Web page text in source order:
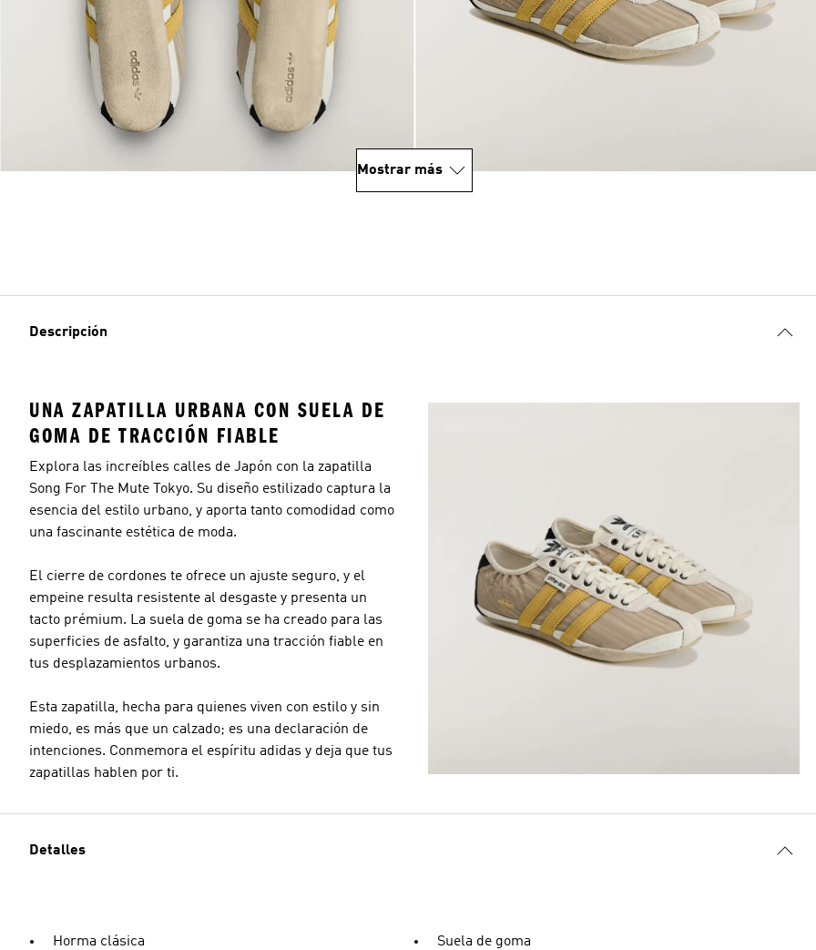
Mostrar más
Descripción
UNA ZAPATILLA URBANA CON SUELA DE
GOMA DE TRACCIÓN FIABLE
Explora las increíbles calles de Japón con la zapatilla
Song For The Mute Tokyo. Su diseño estilizado captura la
esencia del estilo urbano, y aporta tanto comodidad como
una fascinante estética de moda.
El cierre de cordones te ofrece un ajuste seguro, y el
empeine resulta resistente al desgaste y presenta un
tacto prémium. La suela de goma se ha creado para las
superficies de asfalto, y garantiza una tracción fiable en
tus desplazamientos urbanos.
Esta zapatilla, hecha para quienes viven con estilo y sin
miedo, es más que un calzado; es una declaración de
intenciones. Conmemora el espíritu adidas y deja que tus
zapatillas hablen por ti.
Detalles
Horma clásica Suela de goma